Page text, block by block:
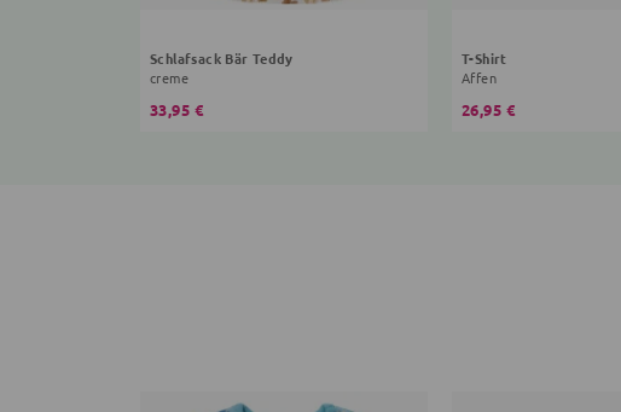
Schlafsack Bär Teddy
creme
33,95 €
T-Shirt
Affen
26,95 €